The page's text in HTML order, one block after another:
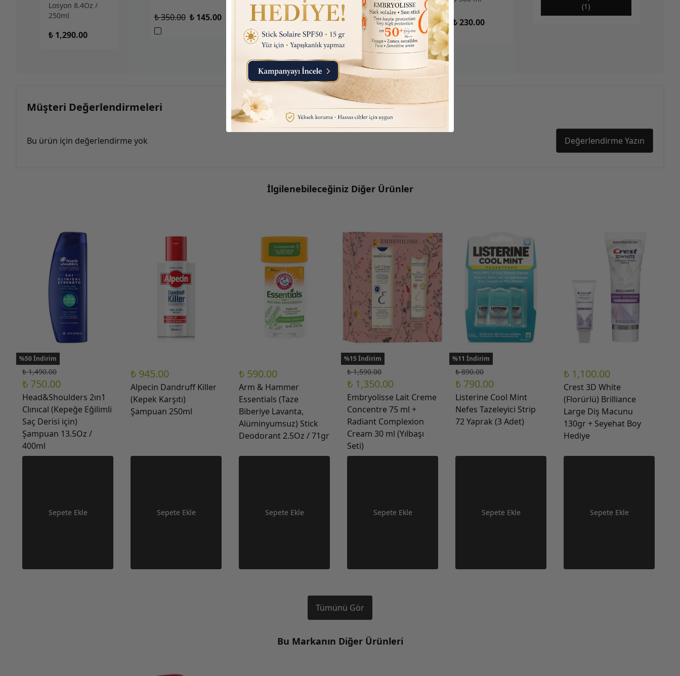
Losyon 8.4Oz /
250ml
₺ 1,290.00
₺ 350.00 ₺ 145.00 ₺ 450.00 ₺ 145.10 ₺ 390.00 ₺ 230.00
(1)
Müşteri Değerlendirmeleri
Bu ürün için değerlendirme yok Değerlendirme Yazın
İlgilenebileceğiniz Diğer Ürünler
%50 İndirim
₺ 1,490.00
₺ 750.00
Head&Shoulders 2ın1
Clınıcal (Kepeğe Eğilimli
Saç Derisi için)
Şampuan 13.5Oz /
400ml
Sepete Ekle
₺ 945.00
Alpecin Dandruff Killer
(Kepek Karşıtı)
Şampuan 250ml
Sepete Ekle
₺ 590.00
Arm & Hammer
Essentials (Taze
Biberiye Lavanta,
Alüminyumsuz) Stick
Deodorant 2.5Oz / 71gr
Sepete Ekle
%15 İndirim
₺ 1,590.00
₺ 1,350.00
Embryolisse Lait Creme
Concentre 75 ml +
Radiant Complexion
Cream 30 ml (Yılbaşı
Seti)
Sepete Ekle
%11 İndirim
₺ 890.00
₺ 790.00
Listerine Cool Mint
Nefes Tazeleyici Strip
72 Yaprak (3 Adet)
Sepete Ekle
₺ 1,100.00
Crest 3D White
(Florürlü) Brilliance
Large Diş Macunu
130gr + Seyehat Boy
Hediye
Sepete Ekle
Tümünü Gör
Bu Markanın Diğer Ürünleri